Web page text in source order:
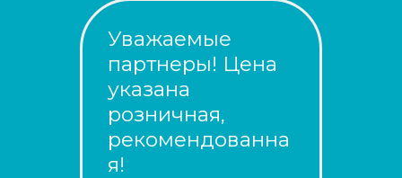
Уважаемые
партнеры! Цена
указана
розничная,
рекомендованна
я!